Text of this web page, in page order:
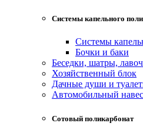
Системы капельного
Системы
Бочки и баки
Беседки, шатры,
Хозяйственный блок
Дачные души и
Автомобильный навес
Сотовый поликарбонат